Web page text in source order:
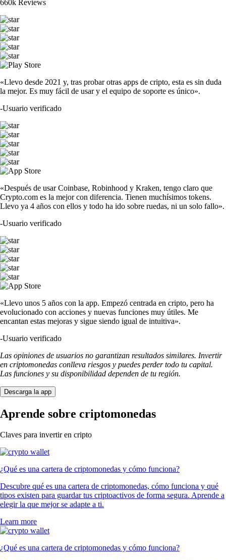
660k Reviews
«Llevo desde 2021 y, tras probar otras apps de cripto, esta es sin duda
la mejor. Es muy fácil de usar y el equipo de soporte es único».
-Usuario verificado
«Después de usar Coinbase, Robinhood y Kraken, tengo claro que
Crypto.com es la mejor con diferencia. Tienen muchísimos tokens.
Llevo ya 4 años con ellos y todo ha ido sobre ruedas, ni un solo fallo».
-Usuario verificado
«Llevo unos 5 años con la app. Empezó centrada en cripto, pero ha
evolucionado con acciones y nuevas funciones muy útiles. Me
encantan estas mejoras y sigue siendo igual de intuitiva».
-Usuario verificado
Las opiniones de usuarios no garantizan resultados similares. Invertir
en criptomonedas conlleva riesgos y puedes perder todo tu capital.
Las funciones y su disponibilidad dependen de tu región.
Descarga la app
Aprende sobre criptomonedas
Claves para invertir en cripto
¿Qué es una cartera de criptomonedas y cómo funciona?
Descubre qué es una cartera de criptomonedas, cómo funciona y qué
tipos existen para guardar tus criptoactivos de forma segura. Aprende a
elegir la que mejor se adapte a ti.
Learn more
¿Qué es una cartera de criptomonedas y cómo funciona?